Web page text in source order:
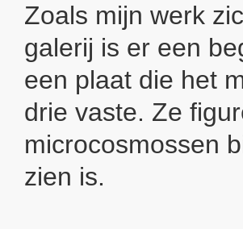
Zoals mijn werk
galerij is er een
een plaat die het
drie vaste. Ze
microcosmossen
zien is.